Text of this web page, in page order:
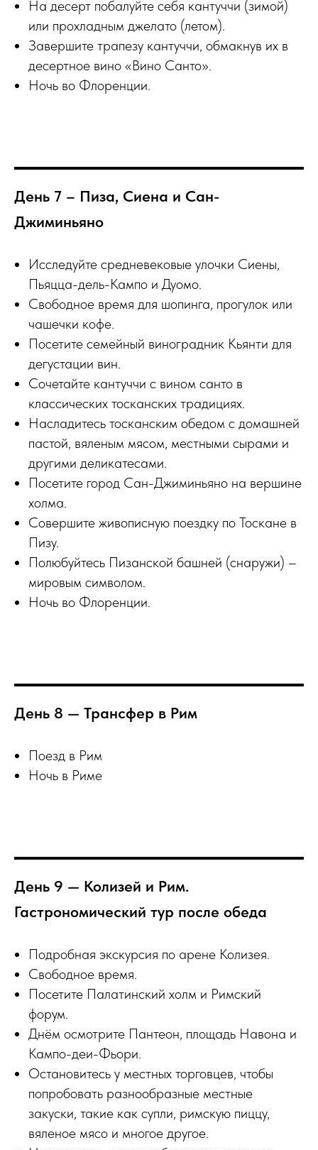
На десерт побалуйте себя кантуччи (зимой)
или прохладным джелато (летом).
Завершите трапезу кантуччи, обмакнув их в
десертное вино «Вино Санто».
Ночь во Флоренции.
День 7 – Пиза, Сиена и Сан-
Джиминьяно
Исследуйте средневековые улочки Сиены,
Пьяцца-дель-Кампо и Дуомо.
Свободное время для шопинга, прогулок или
чашечки кофе.
Посетите семейный виноградник Кьянти для
дегустации вин.
Сочетайте кантуччи с вином санто в
классических тосканских традициях.
Насладитесь тосканским обедом с домашней
пастой, вяленым мясом, местными сырами и
другими деликатесами.
Посетите город Сан-Джиминьяно на вершине
холма.
Совершите живописную поездку по Тоскане в
Пизу.
Полюбуйтесь Пизанской башней (снаружи) –
мировым символом.
Ночь во Флоренции.
День 8 — Трансфер в Рим
Поезд в Рим
Ночь в Риме
День 9 — Колизей и Рим.
Гастрономический тур после обеда
Подробная экскурсия по арене Колизея.
Свободное время.
Посетите Палатинский холм и Римский
форум.
Днём осмотрите Пантеон, площадь Навона и
Кампо-деи-Фьори.
Остановитесь у местных торговцев, чтобы
попробовать разнообразные местные
закуски, такие как супли, римскую пиццу,
вяленое мясо и многое другое.